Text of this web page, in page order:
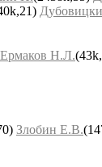
Ермаков Н.Л.
Злобин Е.В.